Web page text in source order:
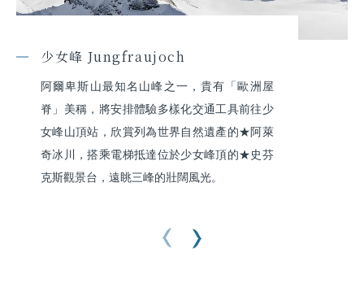
少女峰 Jungfraujoch
阿爾卑斯山最知名山峰之一，貴有「歐洲屋
脊」美稱，將安排體驗多樣化交通工具前往少
女峰山頂站，欣賞列為世界自然遺產的★阿萊
奇冰川，搭乘電梯抵達位於少女峰頂的★史芬
克斯觀景台，遠眺三峰的壯闊風光。